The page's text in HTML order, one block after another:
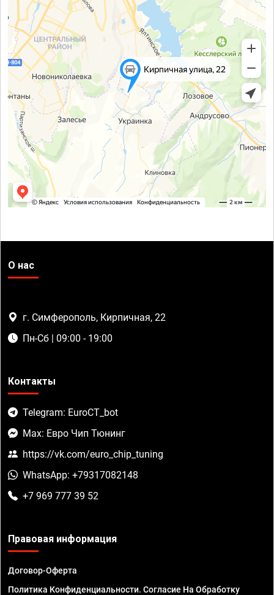
О нас
г. Симферополь, Кирпичная, 22
Пн-Сб | 09:00 - 19:00
Контакты
Telegram: EuroCT_bot
Max: Евро Чип Тюнинг
https://vk.com/euro_chip_tuning
WhatsApp: +79317082148
+7 969 777 39 52
Правовая информация
Договор-Оферта
Политика Конфиденциальности. Согласие На Обработку